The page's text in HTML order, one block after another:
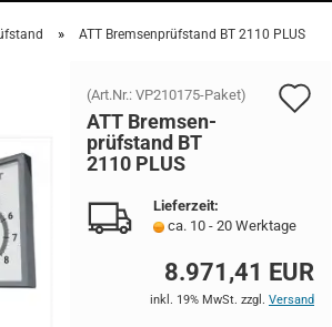
» ATT Bremsenprüfstand BT 2110 PLUS
(Art.Nr.: VP210175-Paket)
ATT Brem­sen­
prüf­stand BT
2110 PLUS
Lieferzeit:
ca. 10 - 20 Werktage
8.971,41 EUR
inkl. 19% MwSt. zzgl. Versand